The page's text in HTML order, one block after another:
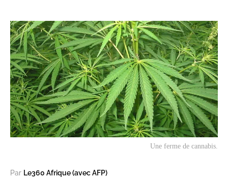
Une ferme de cannabis.
Par Le360 Afrique (avec AFP)